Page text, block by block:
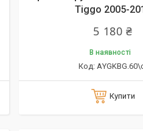
Tiggo 2005-
5 180 ₴
В наявності
Купити